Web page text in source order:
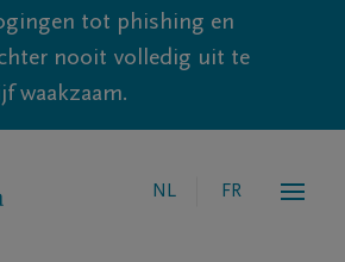
tot phishing en
nooit volledig uit te
waakzaam.
NL FR